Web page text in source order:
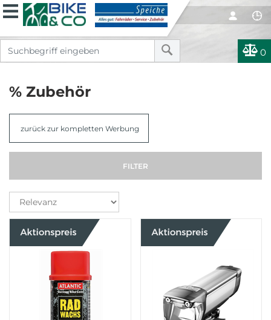
0
% Zubehör
zurück zur kompletten Werbung
FILTER